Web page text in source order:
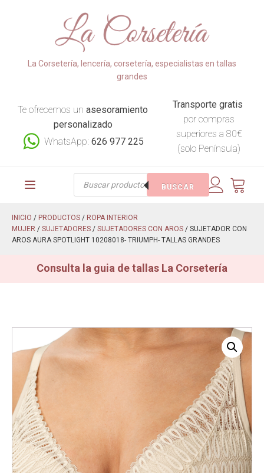
La Corsetería, lencería, corsetería, especialistas en tallas
grandes
Te ofrecemos unasesoramiento
personalizado
WhatsApp:626 977 225
Transporte gratis
por compras
superiores a 80€
(solo Península)
Búsqueda
BUSCAR
INICIO / PRODUCTOS / ROPA INTERIOR
MUJER / SUJETADORES / SUJETADORES CON AROS / SUJETADOR CON
AROS AURA SPOTLIGHT 10208018- TRIUMPH- TALLAS GRANDES
Consulta la guia de tallas La Corsetería